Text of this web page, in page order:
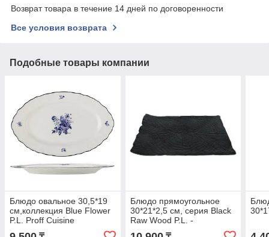
Возврат товара в течение 14 дней по договоренности
Все условия возврата
Подобные товары компании
Блюдо овальное 30,5*19
см,коллекция Blue Flower
P.L. Proff Cuisine
Блюдо прямоугольное
30*21*2,5 см, серия Black
Raw Wood P.L. -
ProffCuisine